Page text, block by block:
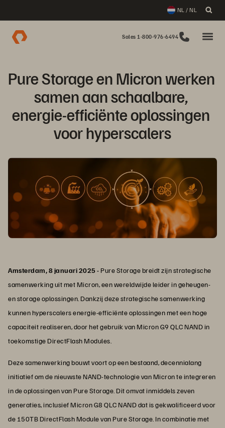
NL / NL
Sales 1-800-976-6494
Pure Storage en Micron werken
samen aan schaalbare,
energie-efficiënte oplossingen
voor hyperscalers
Amsterdam, 8 januari 2025 -Pure Storage breidt zijn strategische
samenwerking uit met Micron, een wereldwijde leider in geheugen-
en storage oplossingen. Dankzij deze strategische samenwerking
kunnen hyperscalers energie-efficiënte oplossingen met een hoge
capaciteit realiseren, door het gebruik van Micron G9 QLC NAND in
toekomstige DirectFlash Modules.
Deze samenwerking bouwt voort op een bestaand, decennialang
initiatief om de nieuwste NAND-technologie van Micron te integreren
in de oplossingen van Pure Storage. Dit omvat inmiddels zeven
generaties, inclusief Micron G8 QLC NAND dat is gekwalificeerd voor
de 150TB DirectFlash Module van Pure Storage. In combinatie met